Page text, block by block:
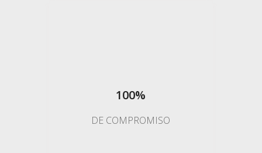
100%
DE COMPROMISO
de ser inquilinos, para ser